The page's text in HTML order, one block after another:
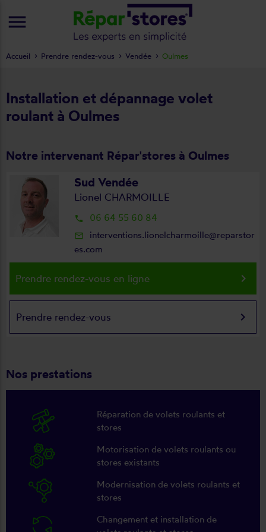
Installation et dépannage volet
roulant à Oulmes
Notre intervenant Répar'stores à Oulmes
Sud Vendée
Lionel CHARMOILLE
local_phone 06 64 55 60 84
mail_outline
interventions.lionelcharmoille@reparstor
es.com
Prendre rendez-vous en ligne keyboard_arrow_right
Prendre rendez-vous keyboard_arrow_right
Nos prestations
Réparation de volets roulants et
stores
Motorisation de volets roulants ou
stores existants
Modernisation de volets roulants et
stores
Changement et installation de
Accueil Prendre rendez-vous Vendée Oulmes
menu